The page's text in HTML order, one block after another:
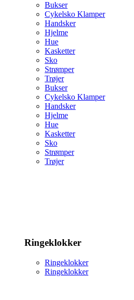
Bukser
Cykelsko Klamper
Handsker
Hjelme
Hue
Kasketter
Sko
Strømper
Trøjer
Bukser
Cykelsko Klamper
Handsker
Hjelme
Hue
Kasketter
Sko
Strømper
Trøjer
Ringeklokker
Ringeklokker
Ringeklokker